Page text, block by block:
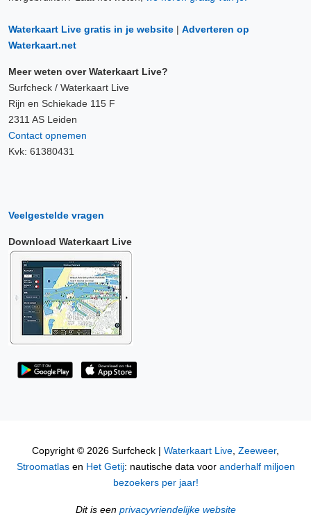
Waterkaart Live gratis in je website | Adverteren op
Waterkaart.net
Meer weten over Waterkaart Live?
Surfcheck / Waterkaart Live
Rijn en Schiekade 115 F
2311 AS Leiden
Contact opnemen
Kvk: 61380431
Veelgestelde vragen
Download Waterkaart Live
Copyright © 2026 Surfcheck | Waterkaart Live, Zeeweer,
Stroomatlasen Het Getij: nautische data voor anderhalf miljoen
bezoekers per jaar!
Dit is een privacyvriendelijke website